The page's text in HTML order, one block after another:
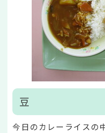
豆
今日のカレーライスの